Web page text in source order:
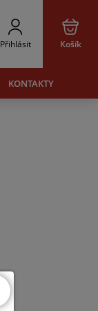
Přihlásit Košík
KONTAKTY